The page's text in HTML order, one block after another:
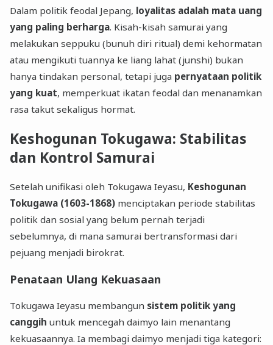
Dalam politik feodal Jepang, loyalitas adalah mata uang
yang paling berharga. Kisah-kisah samurai yang
melakukan seppuku (bunuh diri ritual) demi kehormatan
atau mengikuti tuannya ke liang lahat (junshi) bukan
hanya tindakan personal, tetapi juga pernyataan politik
yang kuat, memperkuat ikatan feodal dan menanamkan
rasa takut sekaligus hormat.
Keshogunan Tokugawa: Stabilitas
dan Kontrol Samurai
Setelah unifikasi oleh Tokugawa Ieyasu, Keshogunan
Tokugawa (1603-1868) menciptakan periode stabilitas
politik dan sosial yang belum pernah terjadi
sebelumnya, di mana samurai bertransformasi dari
pejuang menjadi birokrat.
Penataan Ulang Kekuasaan
Tokugawa Ieyasu membangun sistem politik yang
canggih untuk mencegah daimyo lain menantang
kekuasaannya. Ia membagi daimyo menjadi tiga kategori: